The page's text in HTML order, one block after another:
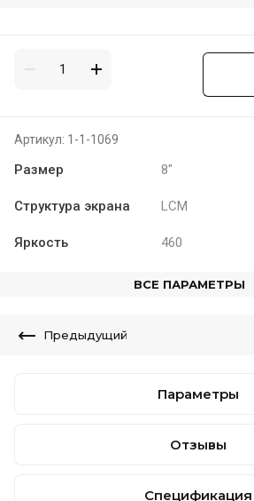
Артикул: 1-1-1069
Размер 8"
Структура экрана LCM
Яркость 460
ВСЕ ПАРАМЕТРЫ
Предыдущий
Параметры
Отзывы
Спецификация